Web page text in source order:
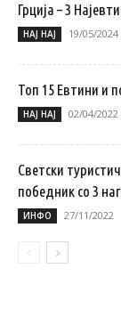
Грција – 3
НАЈ НАЈ 19/05/2024
Топ 15 Eвтини и
НАЈ НАЈ 02/04/2022
Светски
победник со 3
ИНФО 27/11/2022